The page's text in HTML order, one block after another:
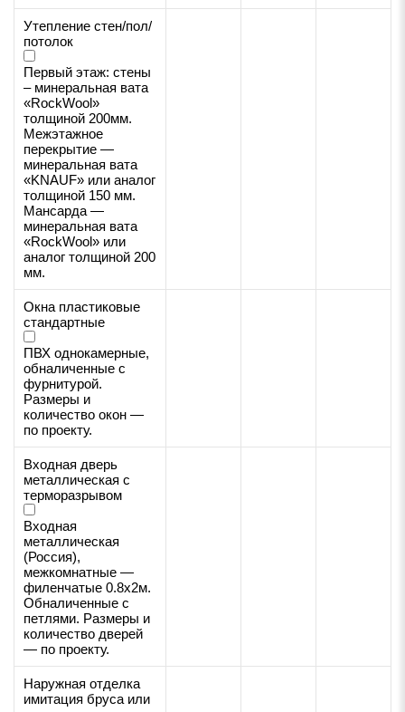
Утепление стен/пол/
потолок
Первый этаж: стены
– минеральная вата
«RockWool»
толщиной 200мм.
Межэтажное
перекрытие —
минеральная вата
«KNAUF» или аналог
толщиной 150 мм.
Мансарда —
минеральная вата
«RockWool» или
аналог толщиной 200
мм.
Окна пластиковые
стандартные
ПВХ однокамерные,
обналиченные с
фурнитурой.
Размеры и
количество окон —
по проекту.
Входная дверь
металлическая с
терморазрывом
Входная
металлическая
(Россия),
межкомнатные —
филенчатые 0.8х2м.
Обналиченные с
петлями. Размеры и
количество дверей
— по проекту.
Наружная отделка
имитация бруса или